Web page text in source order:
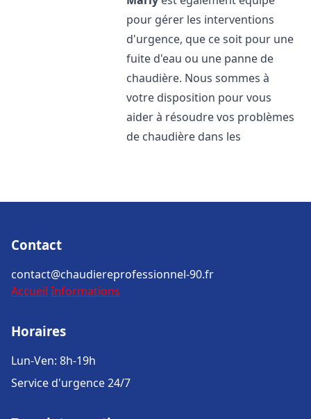
pour gérer les interventions
d'urgence, que ce soit pour une
fuite d'eau ou une panne de
chaudière. Nous sommes à
votre disposition pour vous
aider à résoudre vos problèmes
de chaudière dans les
Contact
contact@chaudiereprofessionnel-90.fr
Accueil Informations
Horaires
Lun-Ven: 8h-19h
Service d'urgence 24/7